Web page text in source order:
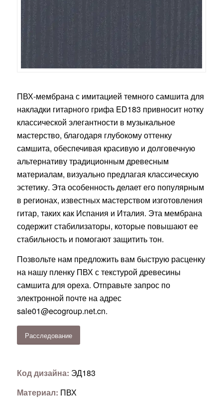
ПВХ-мембрана с имитацией темного самшита для
накладки гитарного грифа ED183 привносит нотку
классической элегантности в музыкальное
мастерство, благодаря глубокому оттенку
самшита, обеспечивая красивую и долговечную
альтернативу традиционным древесным
материалам, визуально предлагая классическую
эстетику. Эта особенность делает его популярным
в регионах, известных мастерством изготовления
гитар, таких как Испания и Италия. Эта мембрана
содержит стабилизаторы, которые повышают ее
стабильность и помогают защитить тон.
Позвольте нам предложить вам быструю расценку
на нашу пленку ПВХ с текстурой древесины
самшита для ореха. Отправьте запрос по
электронной почте на адрес
sale01@ecogroup.net.cn.
Расследование
Код дизайна: ЭД183
Материал: ПВХ